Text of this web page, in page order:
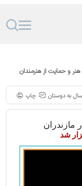
هنر و حمایت از هنرمندان
به دوستان چاپ
شد